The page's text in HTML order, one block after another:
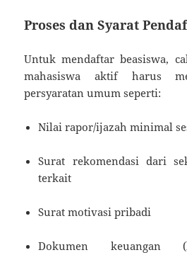
Proses dan Syarat
Untuk mendaftar beasiswa,
mahasiswa aktif harus
persyaratan umum seperti:
Nilai rapor/ijazah minimal
Surat rekomendasi dari
terkait
Surat motivasi pribadi
Dokumen keuangan